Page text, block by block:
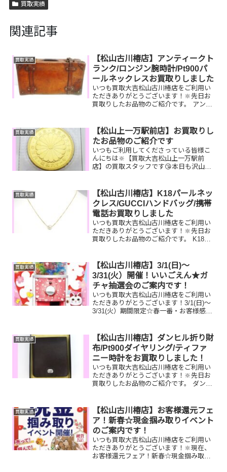
買取実績
関連記事
買取実績
【松山古川椿店】アンティークト
ランク/ロンジン腕時計/Pt900パ
ールネックレスお買取りしました
いつも買取大吉松山古川椿店をご利用い
ただきありがとうございます！🔆先日お
買取りしたお品物のご紹介です。 アンテ
いるお品物はございませんか？ぜひ買取
大吉松山古川椿店に...
買取実績
【松山上一万駅前店】お買取りし
たお品物のご紹介です
いつもご利用してくださっている皆様こ
んにちは🔆【買取大吉松山上一万駅前
店】の買取スタッフです😘本日も沢山の
万円金貨 テレホンカード
ティファニー 皿お...
買取実績
【松山古川椿店】K18パールネッ
クレス/GUCCIハンドバッグ/携帯
電話お買取りしました
いつも買取大吉松山古川椿店をご利用い
ただきありがとうございます！🔆先日お
買取りしたお品物のご紹介です。 K18パ
ませんか？ぜひ買取大吉松山古川椿店に
お査定させてく...
買取実績
【松山古川椿店】3/1(日)～
3/31(火）開催！いいごえん★ガ
チャ抽選会のご案内です！
いつも買取大吉松山古川椿店をご利用い
ただきありがとうございます！3/1(日)～
3/31(火）期間限定☆春一番・お客様感謝
11,500円以上ご成約のお客様限定でご参
加いただけ...
買取実績
【松山古川椿店】ダンヒル折り財
布/Pt900ダイヤリング/ティファ
ニー時計をお買取りしました！
いつも買取大吉松山古川椿店をご利用い
ただきありがとうございます！🔆先日お
買取りしたお品物のご紹介です。 ダンヒ
はございませんか？そのお品物ぜひ！買
取大吉松山古川...
買取実績
【松山古川椿店】お客様還元フェ
ア！新春☆現金掴み取りイベント
のご案内です！
いつも買取大吉松山古川椿店をご利用い
ただきありがとうございます！🔆現在、
お客様還元フェア！新春☆現金掴み取り